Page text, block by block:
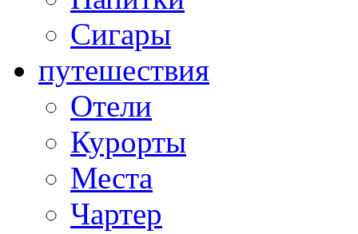
Сигары
путешествия
Отели
Курорты
Места
Чартер